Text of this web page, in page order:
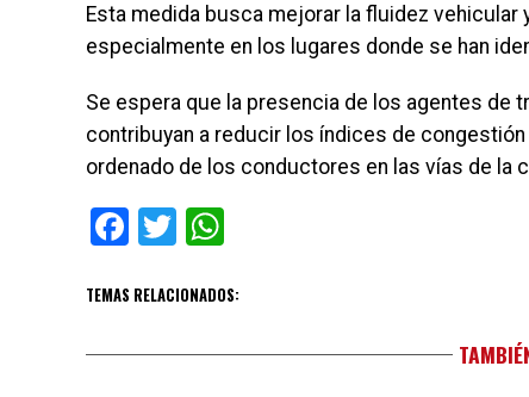
Esta medida busca mejorar la fluidez vehicular
especialmente en los lugares donde se han
Se espera que la presencia de los agentes de
contribuyan a reducir los índices de
ordenado de los conductores en las vías de la
Facebook
Twitter
TEMAS RELACIONADOS: